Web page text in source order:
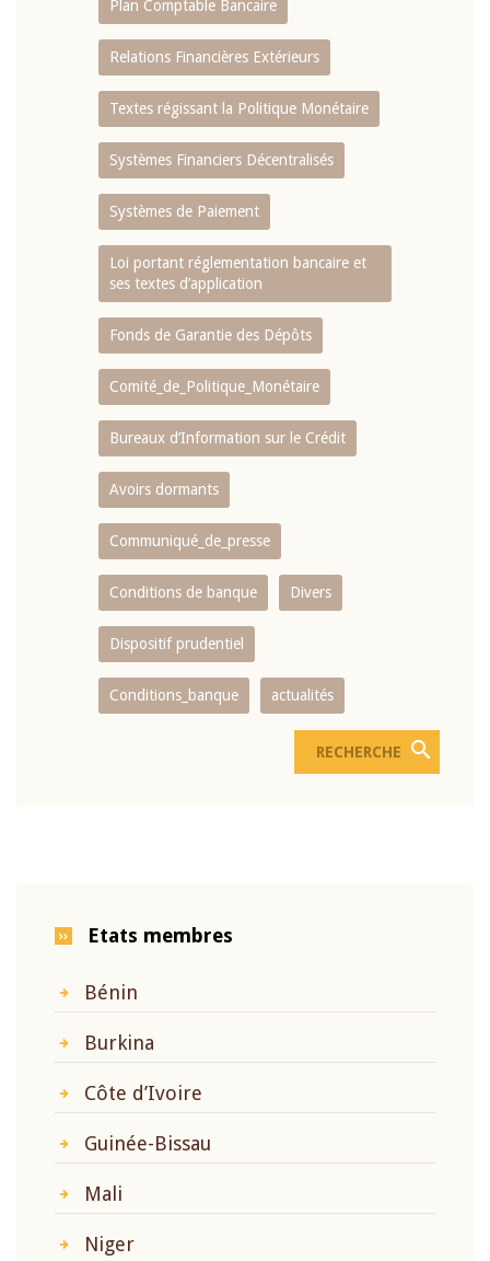
Plan Comptable Bancaire
Relations Financières Extérieurs
Textes régissant la Politique Monétaire
Systèmes Financiers Décentralisés
Systèmes de Paiement
Loi portant réglementation bancaire et
ses textes d’application
Fonds de Garantie des Dépôts
Comité_de_Politique_Monétaire
Bureaux d’Information sur le Crédit
Avoirs dormants
Communiqué_de_presse
Conditions de banque Divers
Dispositif prudentiel
Conditions_banque actualités
Etats membres
Bénin
Burkina
Côte d’Ivoire
Guinée-Bissau
Mali
Niger